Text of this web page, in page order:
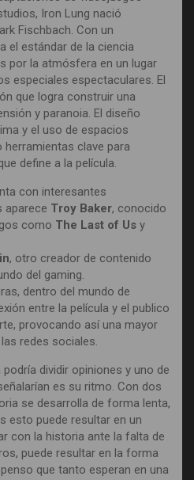
Iron Lung nació
Fischbach. Con un
el estándar de la ciencia
por la atmósfera en un lugar
especiales espectaculares. El
que logra construir una
y paranoia. El diseño
y el uso de espacios
clave para
define a la película.
con interesantes
aparece Troy Baker, conocido
como The Last of Us y
, otro creador de contenido
del gaming.
dentro del mundo de
entre la película y el publico
provocando así una mayor
redes sociales.
dividir opiniones y uno de
es su ritmo. Con dos
se desarrolla de forma lenta,
esto puede resultar en un
con la historia ante la falta de
puede resultar en la forma
que tanto esperan en una